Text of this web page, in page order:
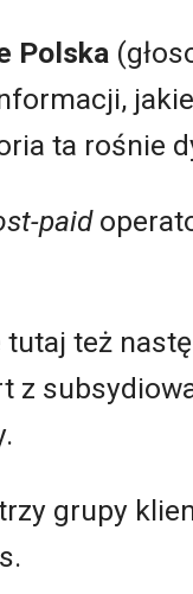
Polska
ta rośnie
paid
też
z
grupy